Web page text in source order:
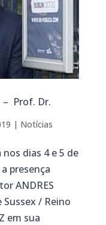
– Prof. Dr.
| Notícias
nos dias 4 e 5 de
presença
ANDRES
Sussex / Reino
em sua